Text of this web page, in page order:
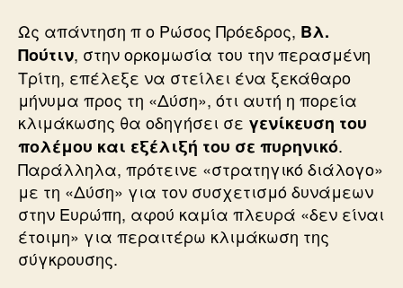
Ως απάντηση π ο Ρώσος Πρόεδρος, Βλ.
Πούτιν, στην ορκομωσία του την περασμένη
Τρίτη, επέλεξε να στείλει ένα ξεκάθαρο
μήνυμα προς τη «Δύση», ότι αυτή η πορεία
κλιμάκωσης θα οδηγήσει σε γενίκευση του
πολέμου και εξέλιξή του σε πυρηνικό.
Παράλληλα, πρότεινε «στρατηγικό διάλογο»
με τη «Δύση» για τον συσχετισμό δυνάμεων
στην Ευρώπη, αφού καμία πλευρά «δεν είναι
έτοιμη» για περαιτέρω κλιμάκωση της
σύγκρουσης.